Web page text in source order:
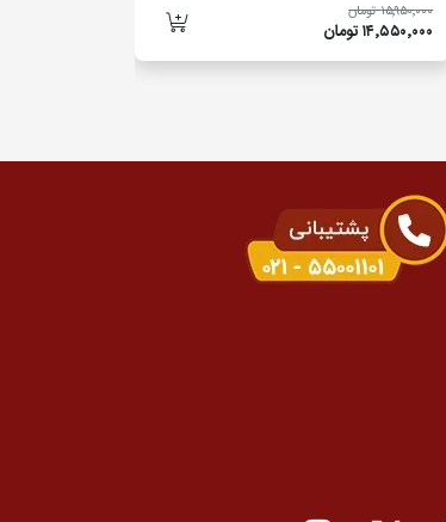
۱۵٬۹۵۰٬۰۰۰ تومان
۱۴٬۵۵۰٬۰۰۰ تومان